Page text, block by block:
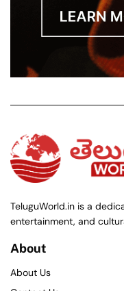
TeluguWorld.in is a
entertainment, and
About
About Us